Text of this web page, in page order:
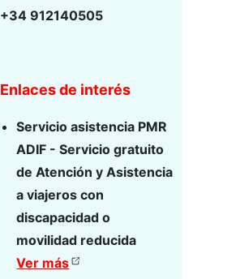
+34 912140505
Enlaces de interés
Servicio asistencia PMR
ADIF - Servicio gratuito
de Atención y Asistencia
a viajeros con
discapacidad o
movilidad reducida
Ver más